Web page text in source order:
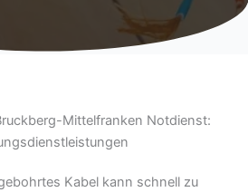
Mittelfranken Notdienst:
Kabel kann schnell zu